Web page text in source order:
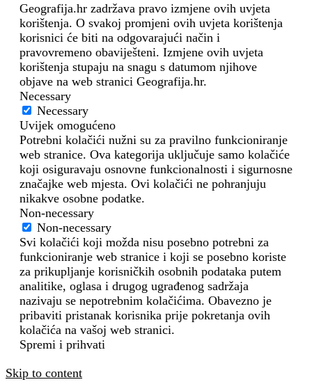
Geografija.hr zadržava pravo izmjene ovih uvjeta
korištenja. O svakoj promjeni ovih uvjeta korištenja
korisnici će biti na odgovarajući način i
pravovremeno obaviješteni. Izmjene ovih uvjeta
korištenja stupaju na snagu s datumom njihove
objave na web stranici Geografija.hr.
Necessary
Necessary
Uvijek omogućeno
Potrebni kolačići nužni su za pravilno funkcioniranje
web stranice. Ova kategorija uključuje samo kolačiće
koji osiguravaju osnovne funkcionalnosti i sigurnosne
značajke web mjesta. Ovi kolačići ne pohranjuju
nikakve osobne podatke.
Non-necessary
Non-necessary
Svi kolačići koji možda nisu posebno potrebni za
funkcioniranje web stranice i koji se posebno koriste
za prikupljanje korisničkih osobnih podataka putem
analitike, oglasa i drugog ugrađenog sadržaja
nazivaju se nepotrebnim kolačićima. Obavezno je
pribaviti pristanak korisnika prije pokretanja ovih
kolačića na vašoj web stranici.
Spremi i prihvati
Skip to content